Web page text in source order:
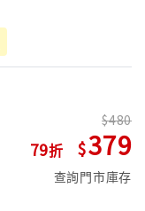
79
480
379
查詢門市庫存